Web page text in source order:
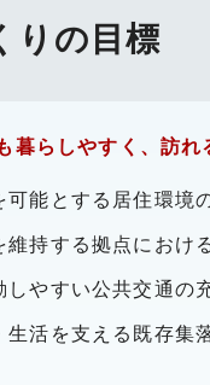
りの目標
暮らしやすく、訪
可能とする居住環境
維持する拠点におけ
しやすい公共交通の
生活を支える既存集